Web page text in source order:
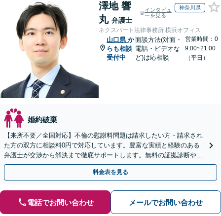
澤地 響
丸 弁護士
インタビュ
ーを見る
神奈川県
ネクスパート法律事務所 横浜オフィス
山口県 か
らも相談
受付中
面談方法(対面・
電話・ビデオな
ど)は応相談
営業時間：0
9:00~21:00
（平日）
婚約破棄
【来所不要／全国対応】不倫の慰謝料問題は請求したい方・請求され
た方の双方に相談料0円で対応しています。豊富な実績と経験のある
弁護士が交渉から解決まで徹底サポートします。無料の証拠診断や着
手金の返還保証もありますので安心してご相談ください。
料金表を見る
電話でお問い合わせ メールでお問い合わせ